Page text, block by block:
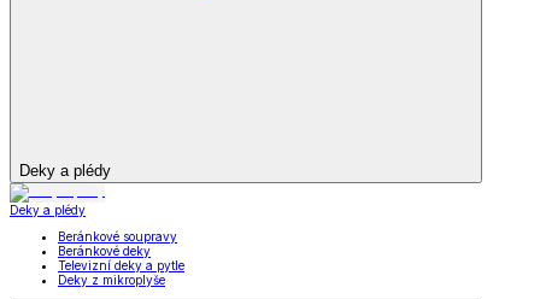
Deky a plédy
Deky a plédy
Beránkové soupravy
Beránkové deky
Televizní deky a pytle
Deky z mikroplyše